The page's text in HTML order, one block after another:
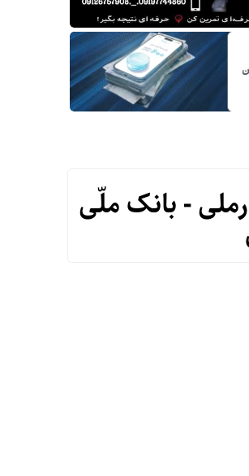
انتخاب جانشین برای امیر قلعه‌نویی
- بانک ملّی